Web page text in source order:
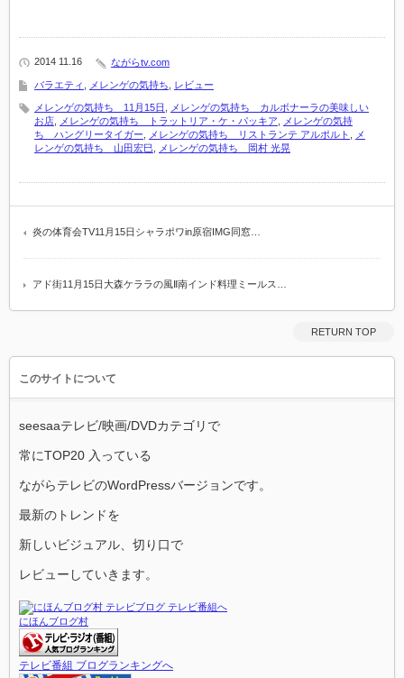
2014 11.16 ながらtv.com
バラエティ メレンゲの気持ち レビュー
メレンゲの気持ち 11月15日
メレンゲの気持ち カルボナーラの美味しい
お店
メレンゲの気持ち トラットリア・ケ・パッキア
メレンゲの気持
ち ハングリータイガー
メレンゲの気持ち リストランテ アルポルト
メ
レンゲの気持ち 山田宏巳
メレンゲの気持ち 岡村 光晃
炎の体育会TV11月15日シャラポワin原宿IMG同窓…
アド街11月15日大森ケララの風Ⅱ南インド料理ミールス…
RETURN TOP
このサイトについて
seesaaテレビ/映画/DVDカテゴリで
常にTOP20 入っている
ながらテレビのWordPressバージョンです。
最新のトレンドを
新しいビジュアル、切り口で
レビューしていきます。
にほんブログ村
テレビ番組 ブログランキングへ